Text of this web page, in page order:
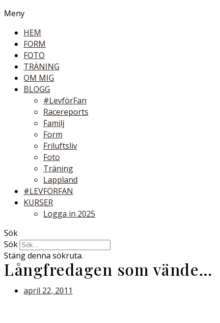
Meny
HEM
FORM
FOTO
TRÄNING
OM MIG
BLOGG
#LevförFan
Racereports
Familj
Form
Friluftsliv
Foto
Träning
Lappland
#LEVFÖRFAN
KURSER
Logga in 2025
Sök
Sök
Stäng denna sökruta.
Långfredagen som vände…
april 22, 2011